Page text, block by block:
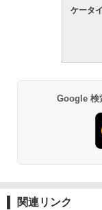
ケータ
Google 検
関連リンク